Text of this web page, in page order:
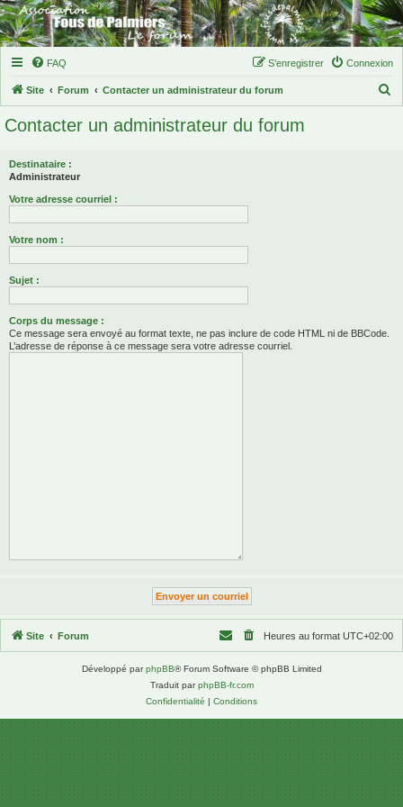
FAQ Connexion
S’enregistrer
Site Forum Contacter un administrateur du forum
Contacter un administrateur du forum
Destinataire :
Administrateur
Votre adresse courriel :
Votre nom :
Sujet :
Corps du message :
Ce message sera envoyé au format texte, ne pas inclure de code HTML ni de BBCode.
L’adresse de réponse à ce message sera votre adresse courriel.
Site Forum Heures au format UTC+02:00
Développé parphpBB® Forum Software © phpBB Limited
Traduit parphpBB-fr.com
Confidentialité | Conditions